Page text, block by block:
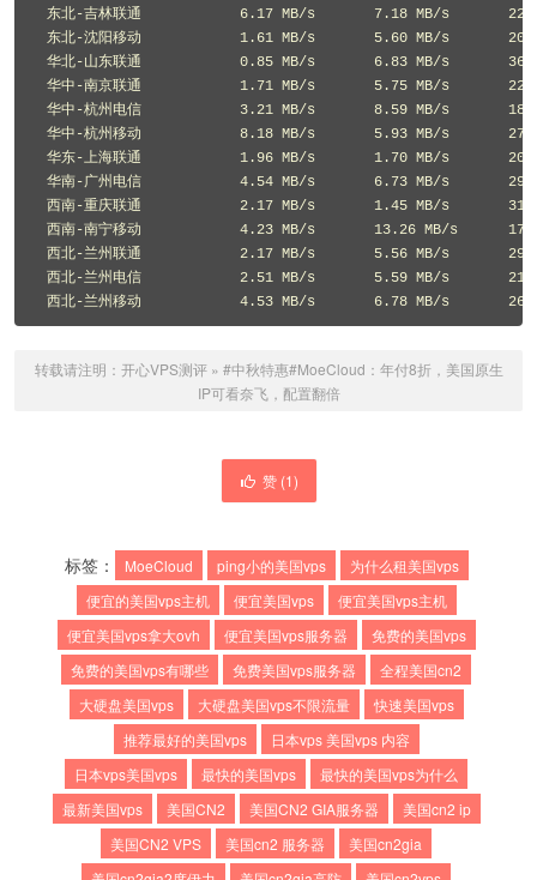
东北-吉林联通		6.17 MB/s	7.18 MB/s	227.593 ms
东北-沈阳移动		1.61 MB/s	5.60 MB/s	204.013 ms
华北-山东联通		0.85 MB/s	6.83 MB/s	367.96 ms
华中-南京联通		1.71 MB/s	5.75 MB/s	222.115 ms
华中-杭州电信		3.21 MB/s	8.59 MB/s	183.901 ms
华中-杭州移动		8.18 MB/s	5.93 MB/s	277.41 ms
华东-上海联通		1.96 MB/s	1.70 MB/s	208.116 ms
华南-广州电信		4.54 MB/s	6.73 MB/s	298.414 ms
西南-重庆联通		2.17 MB/s	1.45 MB/s	317.311 ms
西南-南宁移动		4.23 MB/s	13.26 MB/s	177.819 ms
西北-兰州联通		2.17 MB/s	5.56 MB/s	299.49 ms
西北-兰州电信		2.51 MB/s	5.59 MB/s	216.656 ms
西北-兰州移动
转载请注明： 开心VPS测评» #中秋特惠#MoeCloud：年付8折，美国原生
IP可看奈飞，配置翻倍
赞 (1)
标签： MoeCloud ping小的美国vps
为什么租美国vps
便宜的美国vps主机
便宜美国vps
便宜美国vps主机
便宜美国vps拿大ovh
便宜美国vps服务器
免费的美国vps
免费的美国vps有哪些
免费美国vps服务器
全程美国cn2
大硬盘美国vps
大硬盘美国vps不限流量
快速美国vps
推荐最好的美国vps
日本vps 美国vps 内容
日本vps美国vps
最快的美国vps
最快的美国vps为什么
最新美国vps
美国CN2 美国CN2 GIA服务器
美国cn2 ip
美国CN2 VPS
美国cn2 服务器
美国cn2gia